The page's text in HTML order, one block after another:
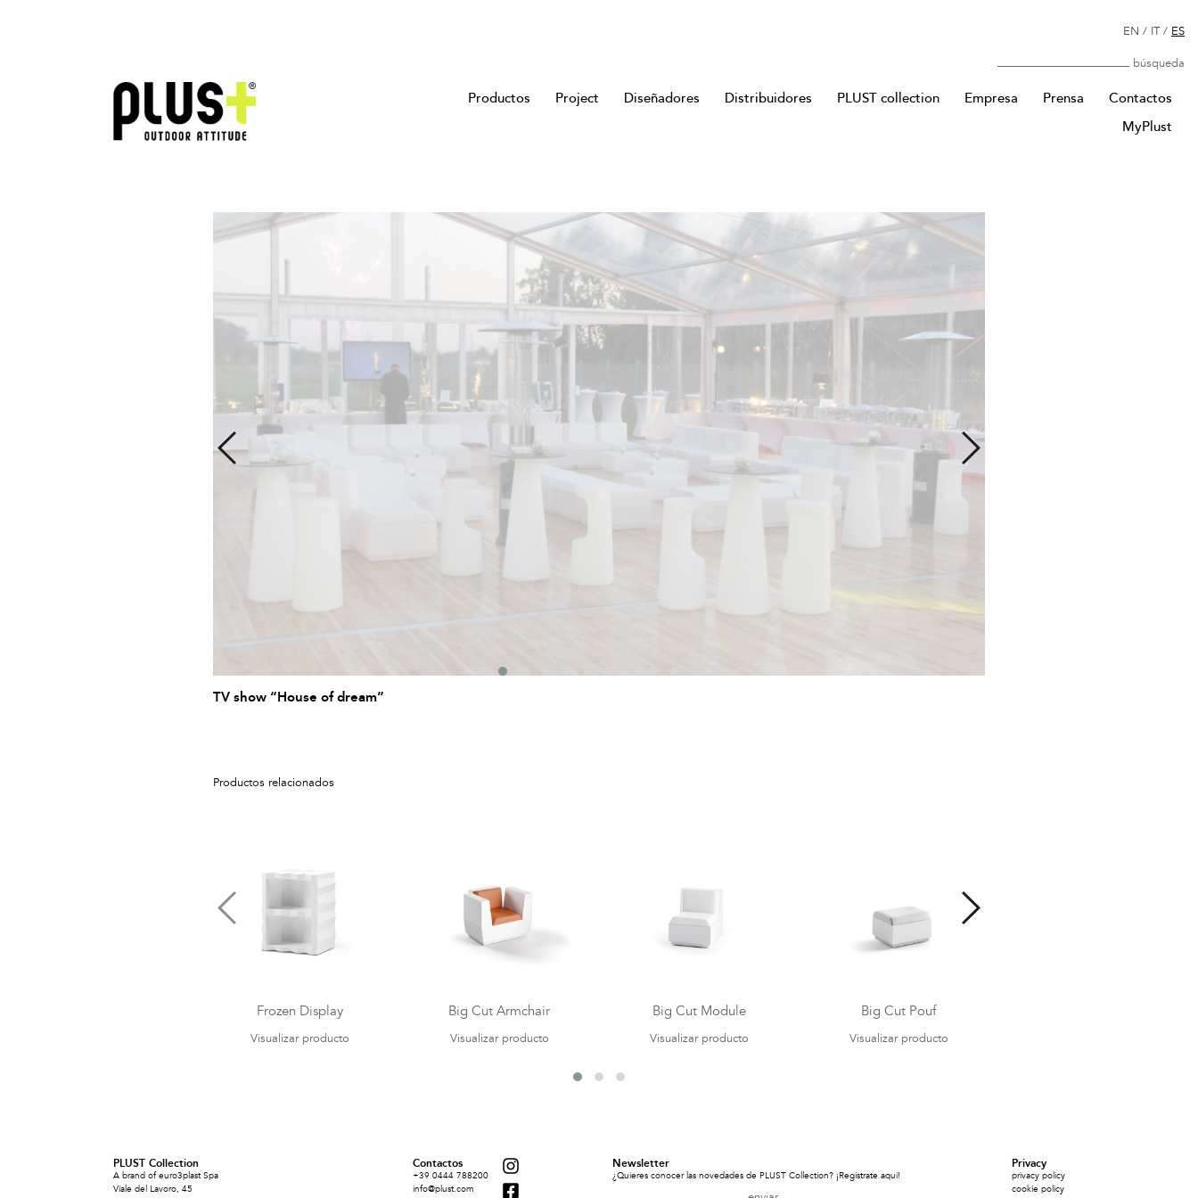
Productos Project Diseñadores Distribuidores PLUST collection Empresa Prensa
Contactos
MyPlust
EN / IT/ ES
Búsqueda
TV show “House of dream”
Productos relacionados
Frozen Display
Visualizar producto
Big Cut Armchair
Visualizar producto
Big Cut Module
Visualizar producto
Big Cut Pouf
Visualizar producto
PLUST Collection
A brand of euro3plast Spa
Viale del Lavoro, 45
Contactos
+39 0444 788200
info@plust.com
Newsletter
¿Quieres conocer las novedades de PLUST Collection? ¡Regístrate aquí!
Privacy
privacy policy
cookie policy